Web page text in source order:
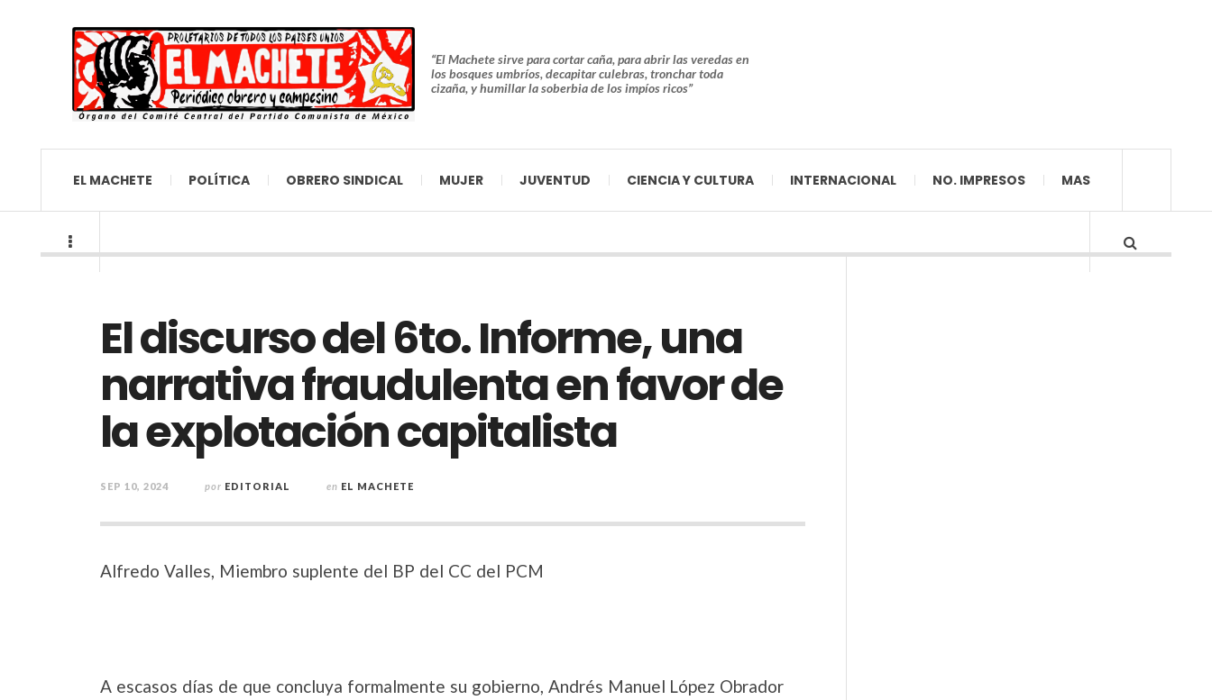
“El Machete sirve para cortar caña, para abrir las veredas en
los bosques umbríos, decapitar culebras, tronchar toda
cizaña, y humillar la soberbia de los impíos ricos”
EL MACHETE POLÍTICA OBRERO SINDICAL MUJER JUVENTUD CIENCIA Y CULTURA INTERNACIONAL NO. IMPRESOS MAS
El discurso del 6to. Informe, una
narrativa fraudulenta en favor de
la explotación capitalista
SEP 10, 2024 por EDITORIAL en EL MACHETE
Alfredo Valles, Miembro suplente del BP del CC del PCM
A escasos días de que concluya formalmente su gobierno, Andrés Manuel López Obrador